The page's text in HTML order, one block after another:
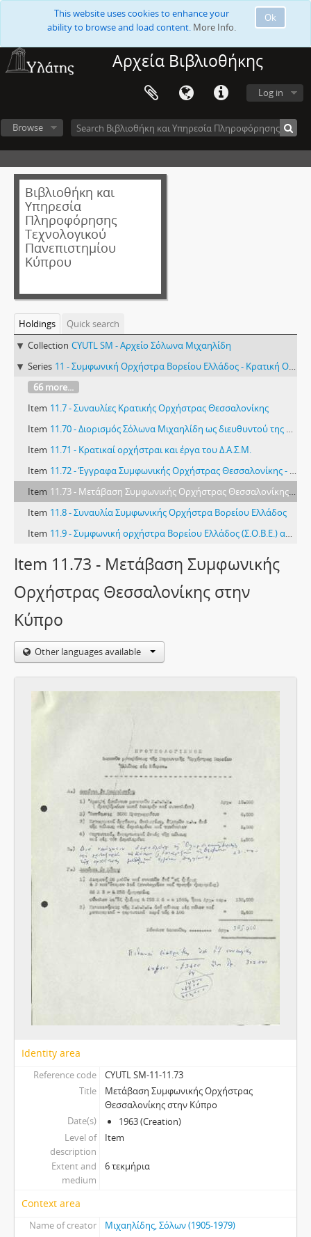
Ok
This website uses cookies to enhance your
ability to browse and load content. More Info.
Αρχεία Βιβλιοθήκης
Log in
Browse
Βιβλιοθήκη και
Υπηρεσία
Πληροφόρησης
Τεχνολογικού
Πανεπιστημίου
Κύπρου
Holdings
Quick search
Collection CYUTL SM - Αρχείο Σόλωνα Μιχαηλίδη
Series 11 - Συμφωνική Ορχήστρα Βορείου Ελλάδος - Κρατική Ορχήστρα Θεσσαλο­νίκης
66 more...
Item 11.7 - Συναυλίες Κρατικής Ορχήστρας Θεσσαλονίκης
Item 11.70 - Διορισμός Σόλωνα Μιχαηλίδη ως διευθυντού της Κρατικής Ορχήστρας Θεσσαλονίκης
Item 11.71 - Κρατικαί ορχήστραι και έργα του Δ.Α.Σ.Μ.
Item 11.72 - Έγγραφα Συμφωνικής Ορχήστρας Θεσσαλονίκης - Κρατικής Ορχήστρας Θεσσαλονίκης
Item 11.73 - Μετάβαση Συμφωνικής Ορχήστρας Θεσσαλονίκης στην Κύπρο
Item 11.8 - Συναυλία Συμφωνικής Ορχήστρα Βορείου Ελλάδος
Item 11.9 - Συμφωνική ορχήστρα Βορείου Ελλάδος (Σ.Ο.Β.Ε.) απολογισμός του πρώτου έτους
Item 11.73 - Μετάβαση Συμφωνικής
Ορχήστρας Θεσσαλονίκης στην
Κύπρο
Other languages available
Identity area
Reference code
CYUTL SM-11-11.73
Title
Μετάβαση Συμφωνικής Ορχήστρας
Θεσσαλονίκης στην Κύπρο
Date(s)
1963 (Creation)
Level of
description
Item
Extent and
medium
6 τεκμήρια
Context area
Name of creator
Μιχαηλίδης, Σόλων (1905-1979)